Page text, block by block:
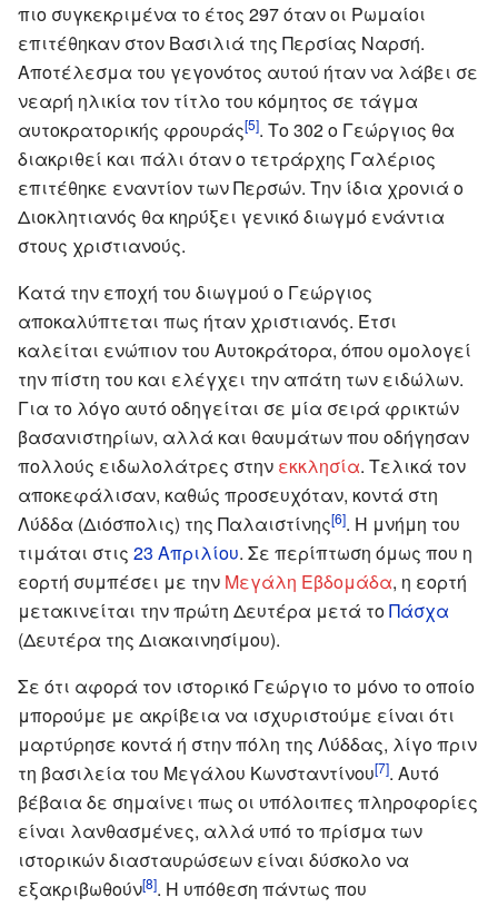
πιο συγκεκριμένα το έτος 297 όταν οι Ρωμαίοι
επιτέθηκαν στον Βασιλιά της Περσίας Ναρσή.
Αποτέλεσμα του γεγονότος αυτού ήταν να λάβει σε
νεαρή ηλικία τον τίτλο του κόμητος σε τάγμα
αυτοκρατορικής φρουράς[5]. Το 302 ο Γεώργιος θα
διακριθεί και πάλι όταν ο τετράρχης Γαλέριος
επιτέθηκε εναντίον των Περσών. Την ίδια χρονιά ο
Διοκλητιανός θα κηρύξει γενικό διωγμό ενάντια
στους χριστιανούς.
Κατά την εποχή του διωγμού ο Γεώργιος
αποκαλύπτεται πως ήταν χριστιανός. Έτσι
καλείται ενώπιον του Αυτοκράτορα, όπου ομολογεί
την πίστη του και ελέγχει την απάτη των ειδώλων.
Για το λόγο αυτό οδηγείται σε μία σειρά φρικτών
βασανιστηρίων, αλλά και θαυμάτων που οδήγησαν
πολλούς ειδωλολάτρες στην εκκλησία. Τελικά τον
αποκεφάλισαν, καθώς προσευχόταν, κοντά στη
Λύδδα (Διόσπολις) της Παλαιστίνης[6]. Η μνήμη του
τιμάται στις 23 Απριλίου. Σε περίπτωση όμως που η
εορτή συμπέσει με την Μεγάλη Εβδομάδα, η εορτή
μετακινείται την πρώτη Δευτέρα μετά τοΠάσχα
(Δευτέρα της Διακαινησίμου).
Σε ότι αφορά τον ιστορικό Γεώργιο το μόνο το οποίο
μπορούμε με ακρίβεια να ισχυριστούμε είναι ότι
μαρτύρησε κοντά ή στην πόλη της Λύδδας, λίγο πριν
τη βασιλεία του Μεγάλου Κωνσταντίνου[7]. Αυτό
βέβαια δε σημαίνει πως οι υπόλοιπες πληροφορίες
είναι λανθασμένες, αλλά υπό το πρίσμα των
ιστορικών διασταυρώσεων είναι δύσκολο να
εξακριβωθούν[8]. Η υπόθεση πάντως που